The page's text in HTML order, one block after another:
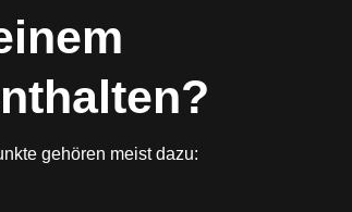
gehören meist dazu: